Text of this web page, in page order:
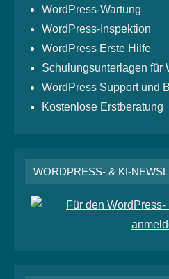
WordPress-Wartung
WordPress-Inspektion
WordPress Erste Hilfe
Schulungsunterlagen für
WordPress Support und
Kostenlose Erstberatung
WORDPRESS- & KI-